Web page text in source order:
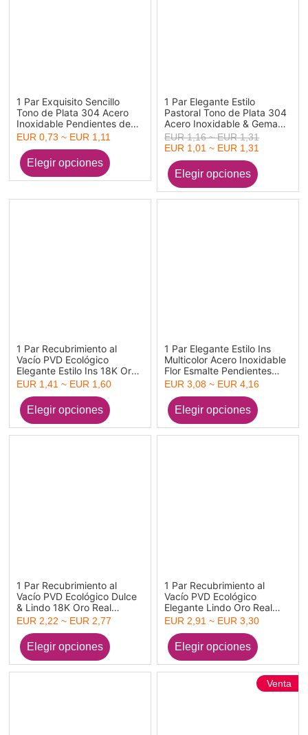
1 Par Exquisito Sencillo
Tono de Plata 304 Acero
Inoxidable Pendientes de
Aro Para Mujeres
EUR 0,73 ~ EUR 1,11
1 Par Elegante Estilo
Pastoral Tono de Plata 304
Acero Inoxidable & Gema
Irregular Con Cuentas Clip
de oreja Para Mujeres
4.5cm x 0.7cm
EUR 1,16 ~ EUR 1,31
EUR 1,01 ~ EUR 1,31
1 Par Recubrimiento al
Vacío PVD Ecológico
Elegante Estilo Ins 18K Oro
Real Chapado Acero
Inoxidable Forma de C
Imitación de perla Aretes de
Aro Para Mujeres
EUR 1,41 ~ EUR 1,60
1 Par Elegante Estilo Ins
Multicolor Acero Inoxidable
Flor Esmalte Pendientes
Para Mujeres 3.7cm x
3.4cm
EUR 3,08 ~ EUR 4,16
1 Par Recubrimiento al
Vacío PVD Ecológico Dulce
& Lindo 18K Oro Real
Chapado Acero Inoxidable
Pendientes Para Mujeres
EUR 2,22 ~ EUR 2,77
1 Par Recubrimiento al
Vacío PVD Ecológico
Elegante Lindo Oro Real
Chapado Acero Inoxidable
Cereza Pendientes Para
Mujeres 17mm
EUR 2,91 ~ EUR 3,30
Venta